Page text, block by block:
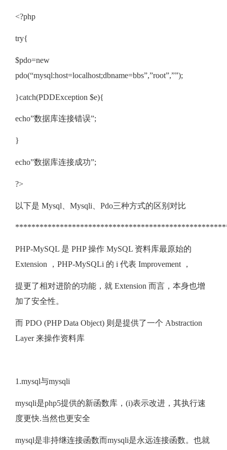
<?php
try{
$pdo=new
pdo(“mysql:host=localhost;dbname=bbs”,”root”,””);
}catch(PDDException $e){
echo”数据库连接错误”;
}
echo”数据库连接成功”;
?>
以下是 Mysql、Mysqli、Pdo三种方式的区别对比
PHP-MySQL 是 PHP 操作 MySQL 资料库最原始的
Extension ，PHP-MySQLi 的 i 代表 Improvement ，
提更了相对进阶的功能，就 Extension 而言，本身也增
加了安全性。
而 PDO (PHP Data Object) 则是提供了一个 Abstraction
Layer 来操作资料库
1.mysql与mysqli
mysqli是php5提供的新函数库，(i)表示改进，其执行速
度更快.当然也更安全
mysql是非持继连接函数而mysqli是永远连接函数。也就